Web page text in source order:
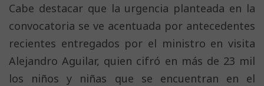
Cabe destacar que la urgencia planteada en la
convocatoria se ve acentuada por antecedentes
recientes entregados por el ministro en visita
Alejandro Aguilar, quien cifró en más de 23 mil
los niños y niñas que se encuentran en el